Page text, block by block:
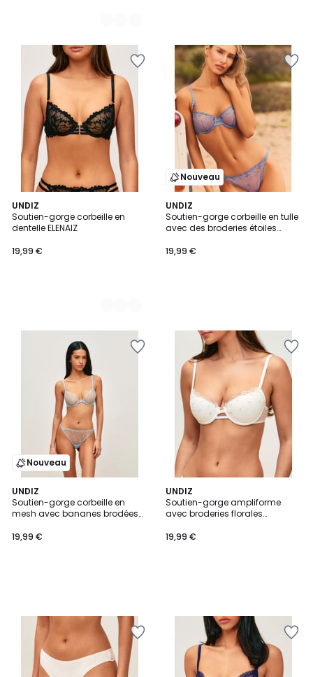
UNDIZ
Soutien-gorge corbeille en
dentelle ELENAIZ
19,99 €
2
Couleurs
Nouveau
UNDIZ
Soutien-gorge corbeille en tulle
avec des broderies étoiles
19,99 €
Nouveau
UNDIZ
Soutien-gorge corbeille en
mesh avec bananes brodées
19,99 €
UNDIZ
Soutien-gorge ampliforme
avec broderies florales
19,99 €